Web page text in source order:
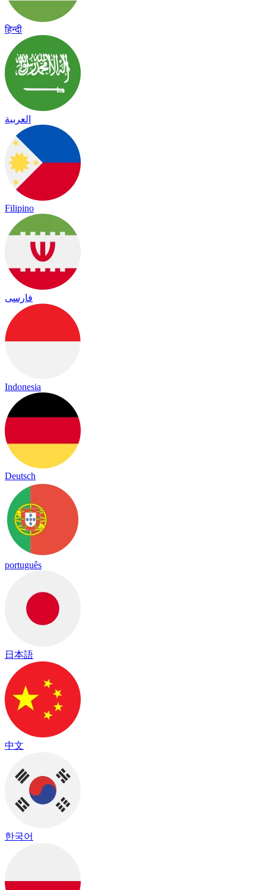
हिन्दी
العربية
Filipino
فارسی
Indonesia
Deutsch
português
日本語
中文
한국어